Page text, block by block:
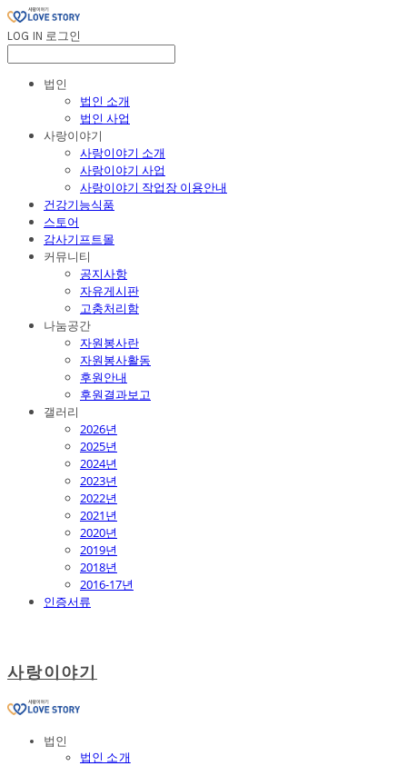
LOG IN 로그인
법인
법인 소개
법인 사업
사랑이야기
사랑이야기 소개
사랑이야기 사업
사랑이야기 작업장 이용안내
건강기능식품
스토어
감사기프트몰
커뮤니티
공지사항
자유게시판
고충처리함
나눔공간
자원봉사란
자원봉사활동
후원안내
후원결과보고
갤러리
2026년
2025년
2024년
2023년
2022년
2021년
2020년
2019년
2018년
2016-17년
인증서류
사랑이야기
법인
법인 소개